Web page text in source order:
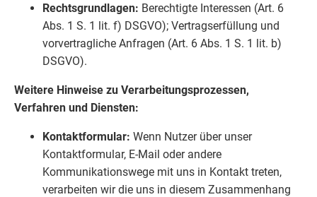
Rechtsgrundlagen: Berechtigte Interessen (Art. 6
Abs. 1 S. 1 lit. f) DSGVO); Vertragserfüllung und
vorvertragliche Anfragen (Art. 6 Abs. 1 S. 1 lit. b)
DSGVO).
Weitere Hinweise zu Verarbeitungsprozessen,
Verfahren und Diensten:
Kontaktformular: Wenn Nutzer über unser
Kontaktformular, E-Mail oder andere
Kommunikationswege mit uns in Kontakt treten,
verarbeiten wir die uns in diesem Zusammenhang